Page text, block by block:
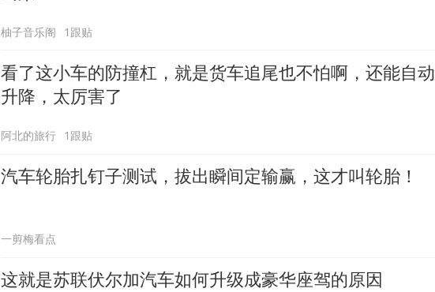
柚子音乐阁 1跟贴
看了这小车的防撞杠，就是货车追尾也不怕啊，还能自动
升降，太厉害了
阿北的旅行 1跟贴
汽车轮胎扎钉子测试，拔出瞬间定输赢，这才叫轮胎！
一剪梅看点
这就是苏联伏尔加汽车如何升级成豪华座驾的原因